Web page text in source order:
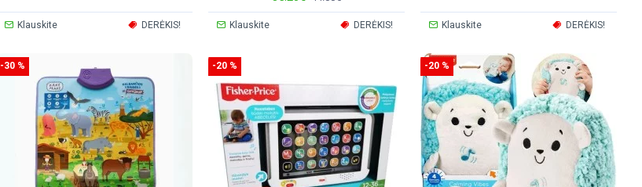
Klauskite DERĖKIS! Klauskite DERĖKIS! Klauskite DERĖKIS!
-30 % -20 % -20 %